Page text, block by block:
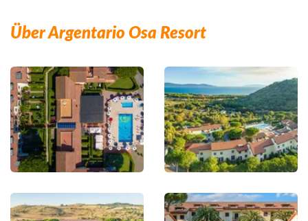
Über Argentario Osa Resort